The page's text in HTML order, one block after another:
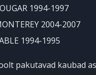
1994-1997
2004-2007
1994-1995
pakutavad kaubad